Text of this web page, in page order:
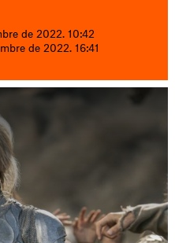
de 2022. 10:42
de 2022. 16:41